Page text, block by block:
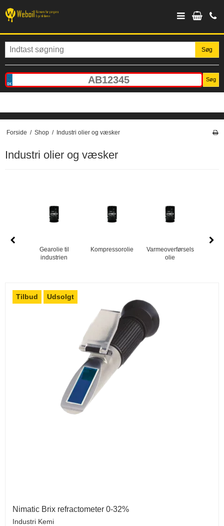
Søg
Søg
Forside / Shop / Industri olier og væsker
Industri olier og væsker
Gearolie til
industrien
Kompressorolie
Varmeoverførsels
olie
Tilbud Udsolgt
Nimatic Brix refractometer 0-32%
Industri Kemi